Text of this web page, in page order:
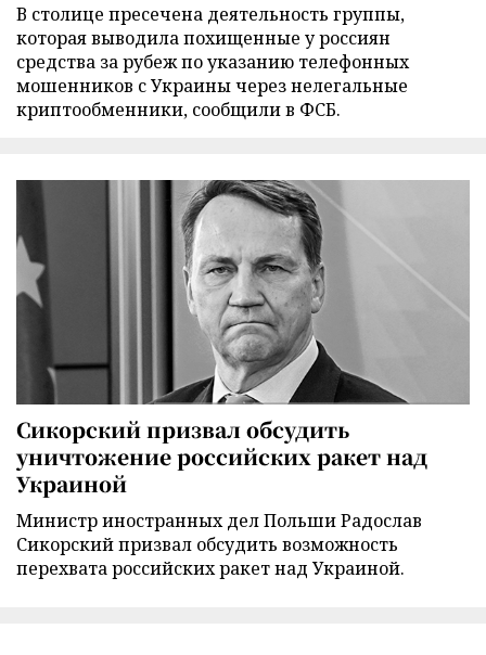
В столице пресечена деятельность группы,
которая выводила похищенные у россиян
средства за рубеж по указанию телефонных
мошенников с Украины через нелегальные
криптообменники, сообщили в ФСБ.
Сикорский призвал обсудить
уничтожение российских ракет над
Украиной
Министр иностранных дел Польши Радослав
Сикорский призвал обсудить возможность
перехвата российских ракет над Украиной.